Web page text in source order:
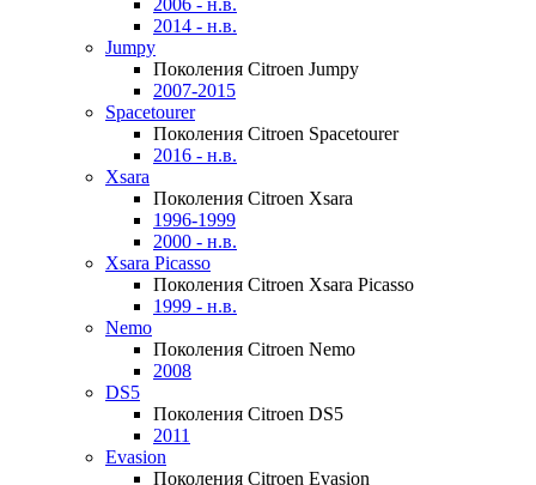
2006 - н.в.
2014 - н.в.
Jumpy
Поколения Citroen Jumpy
2007-2015
Spacetourer
Поколения Citroen Spacetourer
2016 - н.в.
Xsara
Поколения Citroen Xsara
1996-1999
2000 - н.в.
Xsara Picasso
Поколения Citroen Xsara Picasso
1999 - н.в.
Nemo
Поколения Citroen Nemo
2008
DS5
Поколения Citroen DS5
2011
Evasion
Поколения Citroen Evasion